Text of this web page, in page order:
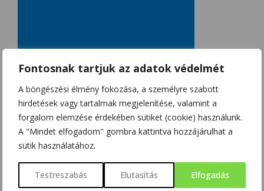
Fontosnak tartjuk az adatok védelmét
A böngészési élmény fokozása, a személyre szabott
hirdetések vagy tartalmak megjelenítése, valamint a
forgalom elemzése érdekében sütiket (cookie) használunk.
A "Mindet elfogadom" gombra kattintva hozzájárulhat a
sütik használatához.
Testreszabás Elutasítás Elfogadás